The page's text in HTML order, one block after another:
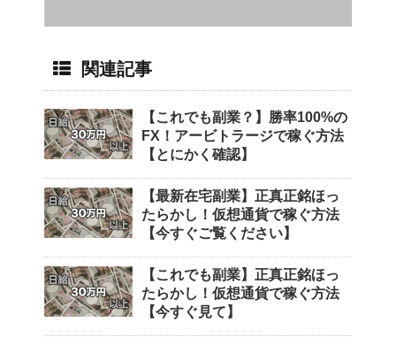
関連記事
【これでも副業？】勝率100%の
FX！アービトラージで稼ぐ方法
【とにかく確認】
【最新在宅副業】正真正銘ほっ
たらかし！仮想通貨で稼ぐ方法
【今すぐご覧ください】
【これでも副業】正真正銘ほっ
たらかし！仮想通貨で稼ぐ方法
【今すぐ見て】